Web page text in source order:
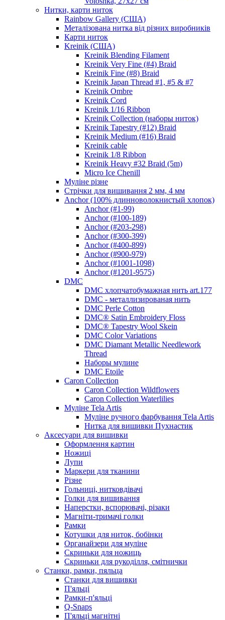
Нитки, карти ниток
Rainbow Gallery (США)
Металізована нитка від різних виробників
Карти ниток
Kreinik (США)
Kreinik Blending Filament
Kreinik Very Fine (#4) Braid
Kreinik Fine (#8) Braid
Kreinik Japan Thread #1, #5 & #7
Kreinik Ombre
Kreinik Cord
Kreinik 1/16 Ribbon
Kreinik Collection (наборы ниток)
Kreinik Tapestry (#12) Braid
Kreinik Medium (#16) Braid
Kreinik cable
Kreinik 1/8 Ribbon
Kreinik Heavy #32 Braid (5m)
Micro Ice Chenill
Муліне різне
Стрічки для вишивання 2 мм, 4 мм
Anchor (100% длинноволокнистый хлопок)
Anchor (#1-99)
Anchor (#100-189)
Anchor (#203-298)
Anchor (#300-399)
Anchor (#400-899)
Anchor (#900-979)
Anchor (#1001-1098)
Anchor (#1201-9575)
DMC
DMC хлопчатобумажная нить art.177
DMC - металлизированая нить
DMC Perle Cotton
DMC® Satin Embroidery Floss
DMC® Tapestry Wool Skein
DMC Color Variations
DMC Diamant Metallic Needlework
Thread
Наборы мулине
DMC Etoile
Caron Collection
Caron Collection Wildflowers
Caron Collection Waterlilies
Муліне Tela Artis
Муліне ручного фарбування Tela Artis
Нитка для вишивки Пухнастик
Аксесуари для вишивки
Оформлення картин
Ножиці
Лупи
Маркери для тканини
Різне
Гольниці, нитковдівачі
Голки для вишивання
Наперстки, вспорювачі, різаки
Магніти-тримачі голки
Рамки
Котушки для ниток, бобінки
Органайзери для муліне
Скриньки для ножиць
Скриньки для рукоділля, смітнички
Станки, рамки, пяльца
Станки для вишивки
П'яльці
Рамки-п'яльці
Q-Snaps
П'яльці магнітні